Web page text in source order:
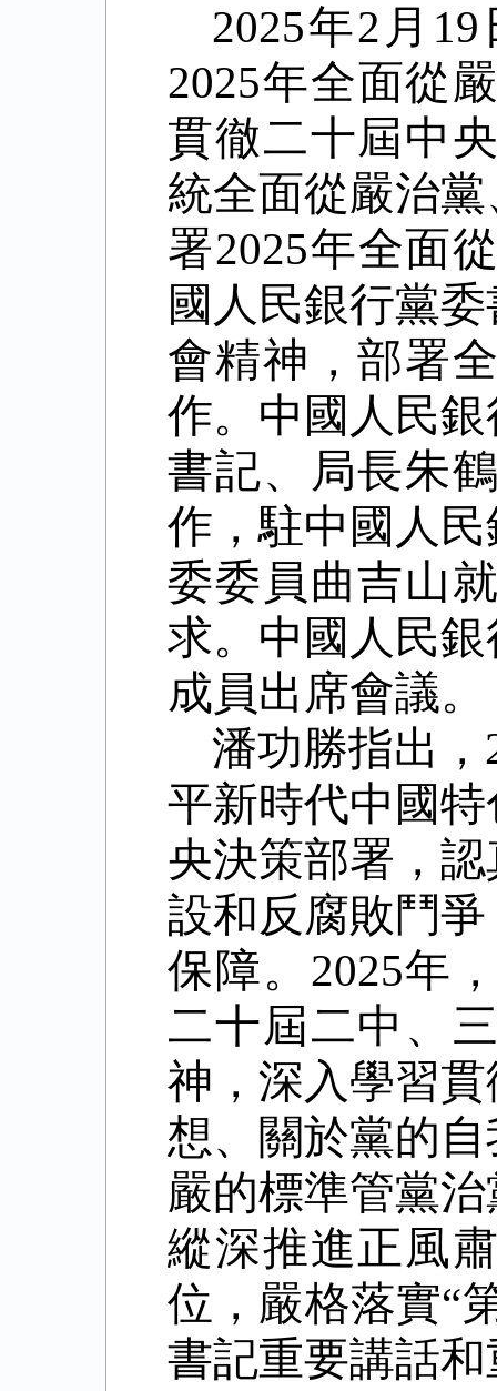
2025年2 月 19
2025年全面從
貫徹二十屆中
統全面從嚴治
署2025年全面
國人民銀行黨
會精神，部署
作。中國人民
書記、局長朱
作，駐中國人
委委員曲吉山
求。中國人民
成員出席會議。
潘功勝指出，
平新時代中國
央決策部署，
設和反腐敗鬥
保障。 2025年
二十屆二中、
神，深入學習
想、關於黨的
嚴的標準管黨
縱深推進正風
位，嚴格落實“
書記重要講話